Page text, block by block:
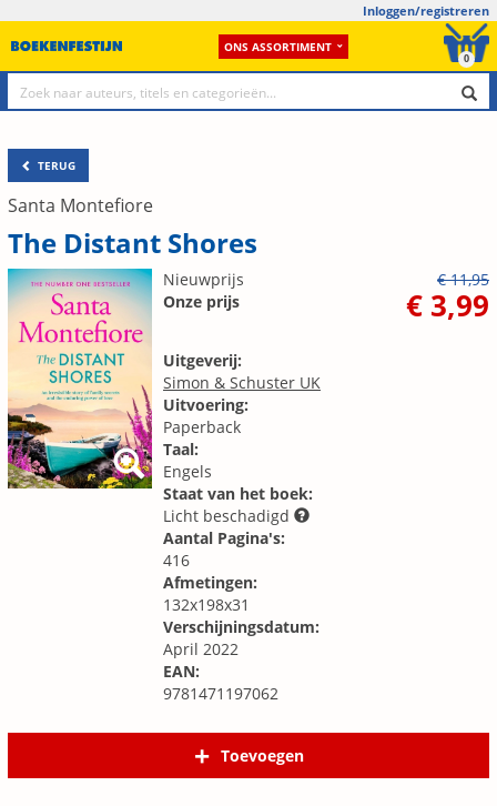
Inloggen/registreren
ONS ASSORTIMENT
0
TERUG
Santa Montefiore
The Distant Shores
Nieuwprijs
€ 11,95
Onze prijs
€ 3,99
Uitgeverij:
Simon & Schuster UK
Uitvoering:
Paperback
Taal:
Engels
Staat van het boek:
Licht beschadigd
Aantal Pagina's:
416
Afmetingen:
132x198x31
Verschijningsdatum:
April 2022
EAN:
9781471197062
Toevoegen